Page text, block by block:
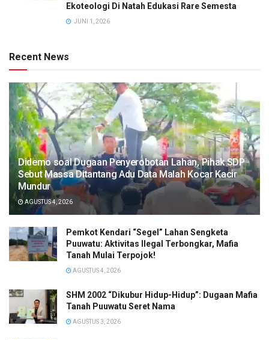
Ekoteologi Di Natah Edukasi Rare Semesta
JUNI 1, 2026
Recent News
Didemo soal Dugaan Penyerobotan Lahan, Pihak SDP
Sebut Massa Ditantang Adu Data Malah Kocar Kacir
Mundur
AGUSTUS 4, 2026
Pemkot Kendari “Segel” Lahan Sengketa
Puuwatu: Aktivitas Ilegal Terbongkar, Mafia
Tanah Mulai Terpojok!
AGUSTUS 4, 2026
SHM 2002 “Dikubur Hidup-Hidup”: Dugaan Mafia
Tanah Puuwatu Seret Nama
AGUSTUS 3, 2026